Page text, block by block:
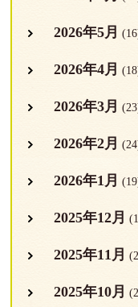
2026年5月
2026年4月
2026年3月
2026年2月
2026年1月
2025年12月
2025年11月
2025年10月